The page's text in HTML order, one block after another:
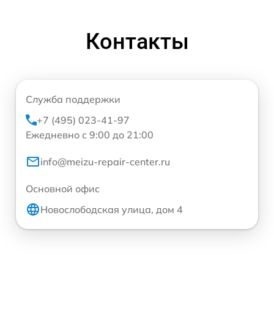
Контакты
Служба поддержки
+7 (495) 023-41-97
Ежедневно с 9:00 до 21:00
info@meizu-repair-center.ru
Основной офис
Новослободская улица, дом 4